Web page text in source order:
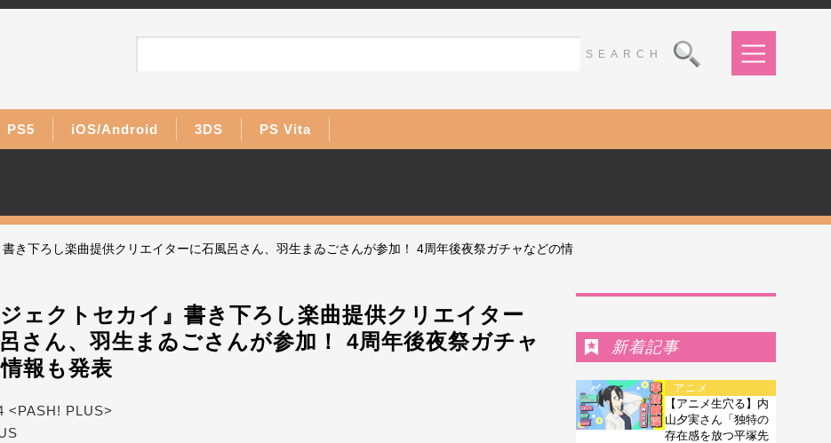
PS5 iOS/Android 3DS PS Vita
書き下ろし楽曲提供クリエイターに石風呂さん、羽生まゐごさんが参加！ 4周年後夜祭ガチャなどの情
ジェクトセカイ』書き下ろし楽曲提供クリエイター
さん、羽生まゐごさんが参加！ 4周年後夜祭ガチャ
報も発表
<PASH! PLUS>
新着記事
アニメ
【アニメ生穴る】内
山夕実さん「独特の
存在感を放つ平塚先